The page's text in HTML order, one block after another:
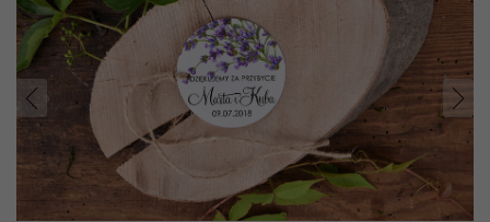
Prev